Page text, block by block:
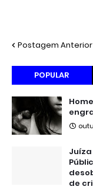
Postagem Anterior
POPULAR
de